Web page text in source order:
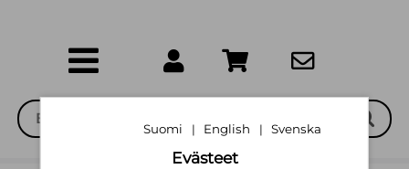
Suomi | English | Svenska
Evästeet